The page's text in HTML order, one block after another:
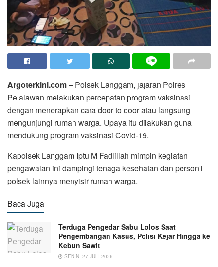
Argoterkini.com– Polsek Langgam, jajaran Polres
Pelalawan melakukan percepatan program vaksinasi
dengan menerapkan cara door to door atau langsung
mengunjungi rumah warga. Upaya itu dilakukan guna
mendukung program vaksinasi Covid-19.
Kapolsek Langgam Iptu M Fadlillah mimpin kegiatan
pengawalan ini dampingi tenaga kesehatan dan personil
polsek lainnya menyisir rumah warga.
Baca Juga
Terduga Pengedar Sabu Lolos Saat
Pengembangan Kasus, Polisi Kejar Hingga ke
Kebun Sawit
SENIN, 27 JULI 2026